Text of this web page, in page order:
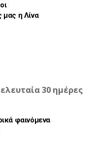
η Λίνα
30 ημέρες
φαινόμενα